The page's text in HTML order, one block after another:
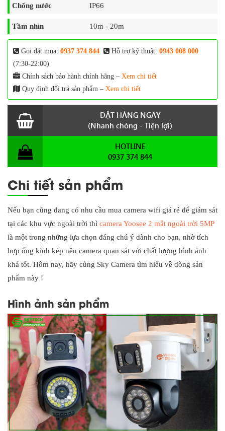
Chống nước IP66
Tầm nhìn 10m - 20m
Gọi đặt mua: 0937 374 844 Hỗ trợ kỹ thuật: 0943 008 000
(7:30-22:00)
Chính sách bảo hành chính hãng – Xem chi tiết
Quy định đổi trả sản phẩm – Xem chi tiết
ĐẶT HÀNG NGAY
(Nhanh chóng - Tiện lợi)
HOTLINE
0937 374 844
Chi tiết sản phẩm
Nếu bạn cũng đang có nhu cầu mua camera wifi giá rẻ để giám sát
tại các khu vực ngoài trời thì camera Yoosee 2 mắt ngoài trời 5MP
là một trong những lựa chọn đáng chú ý dành cho bạn, nhờ tích
hợp ống kính kép nên camera quan sát với chất lượng hình ảnh
khá tốt. Hôm nay, hãy cùng Sky Camera tìm hiểu về dòng sản
phẩm này !
Hình ảnh sản phẩm